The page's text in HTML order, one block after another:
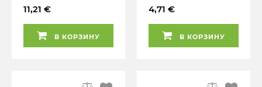
TOOLS
11,21 €
В КОРЗИНУ
TOOLS
4,71 €
В КОРЗИНУ